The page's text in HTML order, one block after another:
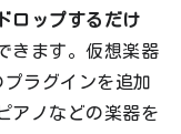
ロップするだけ
きます。仮想楽器
プラグインを追加
アノなどの楽器を